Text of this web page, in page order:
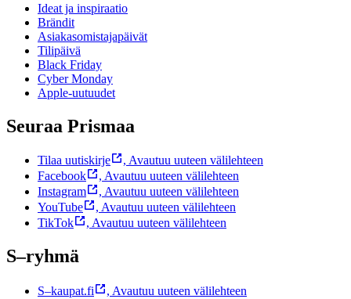
Ideat ja inspiraatio
Brändit
Asiakasomistajapäivät
Tilipäivä
Black Friday
Cyber Monday
Apple-uutuudet
Seuraa Prismaa
Tilaa uutiskirje , Avautuu uuteen välilehteen
Facebook
, Avautuu uuteen välilehteen
Instagram
, Avautuu uuteen välilehteen
YouTube
, Avautuu uuteen välilehteen
TikTok
, Avautuu uuteen välilehteen
S–ryhmä
S–kaupat.fi , Avautuu uuteen välilehteen